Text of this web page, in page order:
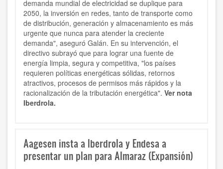
demanda mundial de electricidad se duplique para
2050, la inversión en redes, tanto de transporte como
de distribución, generación y almacenamiento es más
urgente que nunca para atender la creciente
demanda", aseguró Galán. En su intervención, el
directivo subrayó que para lograr una fuente de
energía limpia, segura y competitiva, "los países
requieren políticas energéticas sólidas, retornos
atractivos, procesos de permisos más rápidos y la
racionalización de la tributación energética". Ver nota
Iberdrola.
Aagesen insta a Iberdrola y Endesa a
presentar un plan para Almaraz (Expansión)